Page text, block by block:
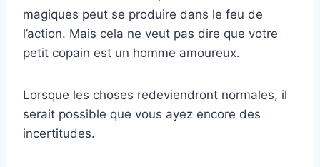
magiques peut se produire dans le feu de
l’action. Mais cela ne veut pas dire que votre
petit copain est un homme amoureux.
Lorsque les choses redeviendront normales, il
serait possible que vous ayez encore des
incertitudes.